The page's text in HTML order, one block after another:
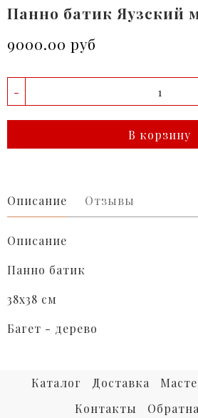
Панно батик Яузский
9000.00 руб
-
В корзину
Описание Отзывы
Описание
Панно батик
38х38 см
Багет - дерево
Каталог Доставка
Контакты